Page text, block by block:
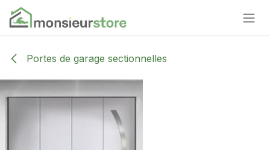
Se rendre au contenu
Portes de garage sectionnelles